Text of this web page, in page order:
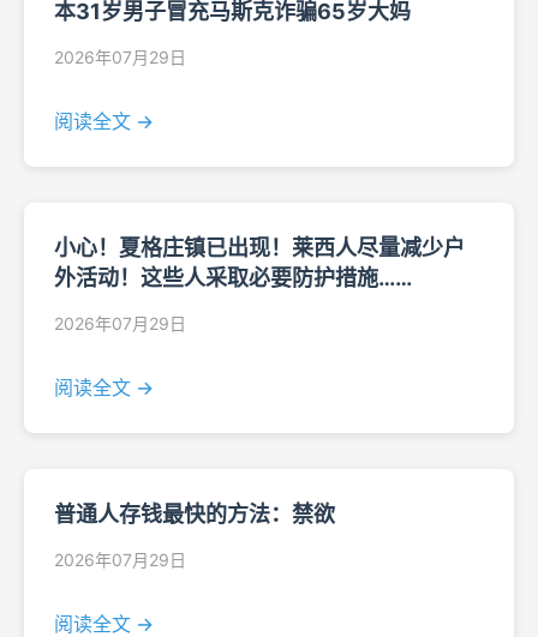
本31岁男子冒充马斯克诈骗65岁大妈
2026年07月29日
阅读全文 →
小心！夏格庄镇已出现！莱西人尽量减少户
外活动！这些人采取必要防护措施……
2026年07月29日
阅读全文 →
普通人存钱最快的方法：禁欲
2026年07月29日
阅读全文 →